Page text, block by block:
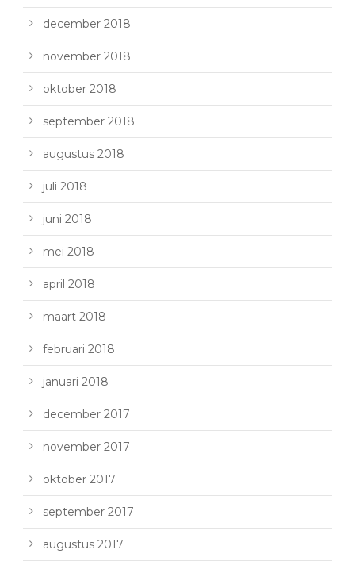
december 2018
november 2018
oktober 2018
september 2018
augustus 2018
juli 2018
juni 2018
mei 2018
april 2018
maart 2018
februari 2018
januari 2018
december 2017
november 2017
oktober 2017
september 2017
augustus 2017